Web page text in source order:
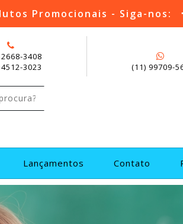
Promocionais - Siga-nos:
3408
3023
(11) 99709-
Lançamentos Contato